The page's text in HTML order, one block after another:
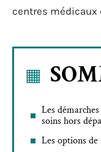
centres médicaux
Les
soins hors
Les options